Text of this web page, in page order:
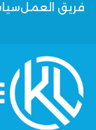
فريق العمل